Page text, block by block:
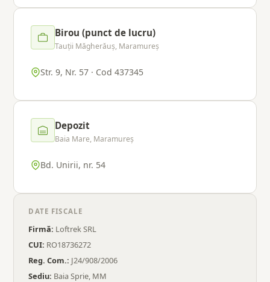
Birou (punct de lucru)
Tauții Măgherăuș, Maramureș
Str. 9, Nr. 57 · Cod 437345
Depozit
Baia Mare, Maramureș
Bd. Unirii, nr. 54
DATE FISCALE
Firmă: Loftrek SRL
CUI: RO18736272
Reg. Com.: J24/908/2006
Sediu: Baia Sprie, MM